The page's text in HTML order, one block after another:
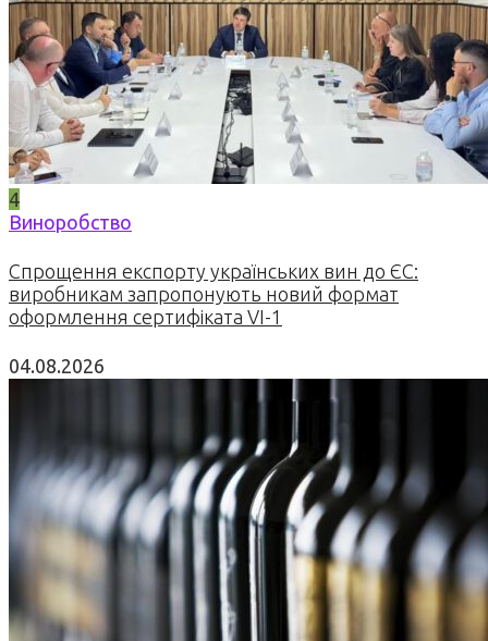
4
Виноробство
Спрощення експорту українських вин до ЄС:
виробникам запропонують новий формат
оформлення сертифіката VI-1
04.08.2026